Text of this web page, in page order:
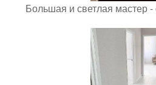
Большая и светлая мастер -